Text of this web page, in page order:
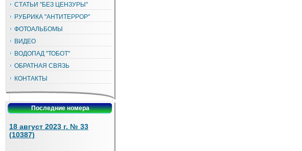
СТАТЬИ "БЕЗ ЦЕНЗУРЫ"
РУБРИКА "АНТИТЕРРОР"
ФОТОАЛЬБОМЫ
ВИДЕО
ВОДОПАД "ТОБОТ"
ОБРАТНАЯ СВЯЗЬ
КОНТАКТЫ
Последние номера
18 август 2023 г. № 33
(10387)